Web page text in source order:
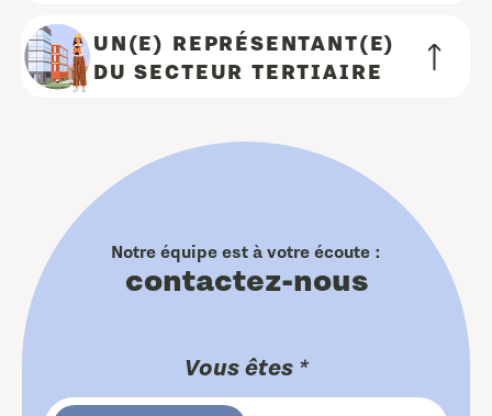
UN(E) REPRÉSENTANT(E)
DU SECTEUR TERTIAIRE
Notre équipe est à votre écoute :
contactez-nous
Vous êtes *